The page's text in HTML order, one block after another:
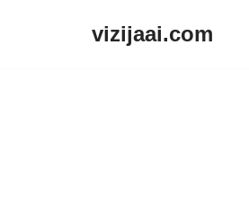
vizijaai.com